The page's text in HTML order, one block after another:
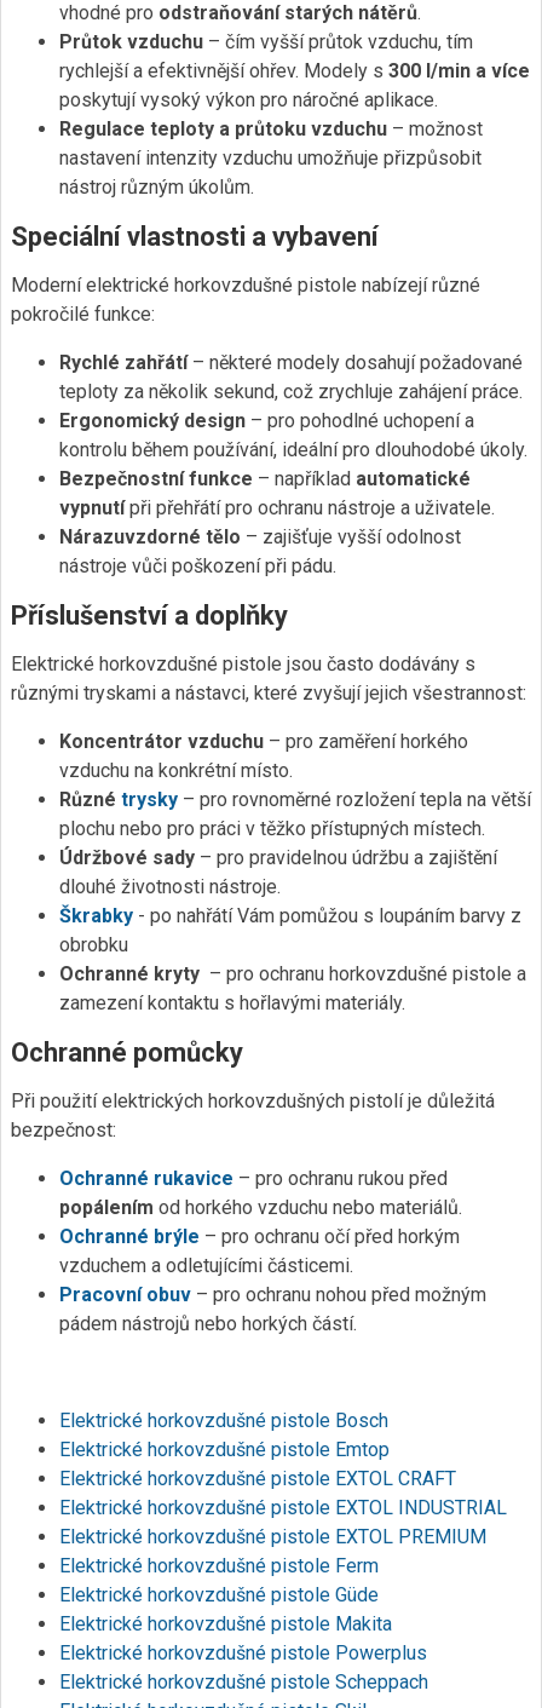
vhodné pro odstraňování starých nátěrů.
Průtok vzduchu – čím vyšší průtok vzduchu, tím
rychlejší a efektivnější ohřev. Modely s 300 l/min a více
poskytují vysoký výkon pro náročné aplikace.
Regulace teploty a průtoku vzduchu – možnost
nastavení intenzity vzduchu umožňuje přizpůsobit
nástroj různým úkolům.
Speciální vlastnosti a vybavení
Moderní elektrické horkovzdušné pistole nabízejí různé
pokročilé funkce:
Rychlé zahřátí– některé modely dosahují požadované
teploty za několik sekund, což zrychluje zahájení práce.
Ergonomický design – pro pohodlné uchopení a
kontrolu během používání, ideální pro dlouhodobé úkoly.
Bezpečnostní funkce – například automatické
vypnutípři přehřátí pro ochranu nástroje a uživatele.
Nárazuvzdorné tělo – zajišťuje vyšší odolnost
nástroje vůči poškození při pádu.
Příslušenství a doplňky
Elektrické horkovzdušné pistole jsou často dodávány s
různými tryskami a nástavci, které zvyšují jejich všestrannost:
Koncentrátor vzduchu – pro zaměření horkého
vzduchu na konkrétní místo.
Různé trysky – pro rovnoměrné rozložení tepla na větší
plochu nebo pro práci v těžko přístupných místech.
Údržbové sady – pro pravidelnou údržbu a zajištění
dlouhé životnosti nástroje.
Škrabky - po nahřátí Vám pomůžou s loupáním barvy z
obrobku
Ochranné kryty – pro ochranu horkovzdušné pistole a
zamezení kontaktu s hořlavými materiály.
Ochranné pomůcky
Při použití elektrických horkovzdušných pistolí je důležitá
bezpečnost:
Ochranné rukavice – pro ochranu rukou před
popálením od horkého vzduchu nebo materiálů.
Ochranné brýle – pro ochranu očí před horkým
vzduchem a odletujícími částicemi.
Pracovní obuv – pro ochranu nohou před možným
pádem nástrojů nebo horkých částí.
Elektrické horkovzdušné pistole Bosch
Elektrické horkovzdušné pistole Emtop
Elektrické horkovzdušné pistole EXTOL CRAFT
Elektrické horkovzdušné pistole EXTOL INDUSTRIAL
Elektrické horkovzdušné pistole EXTOL PREMIUM
Elektrické horkovzdušné pistole Ferm
Elektrické horkovzdušné pistole Güde
Elektrické horkovzdušné pistole Makita
Elektrické horkovzdušné pistole Powerplus
Elektrické horkovzdušné pistole Scheppach